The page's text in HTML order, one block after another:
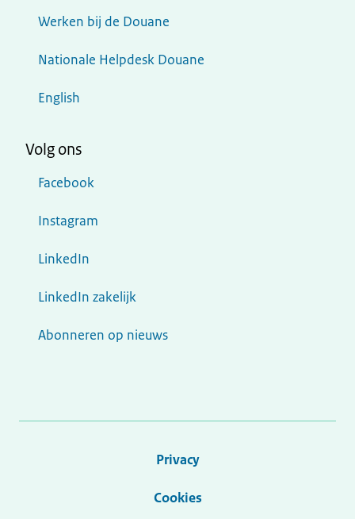
Werken bij de Douane
Nationale Helpdesk Douane
English
Volg ons
Facebook
Instagram
LinkedIn
LinkedIn zakelijk
Abonneren op nieuws
Privacy
Cookies